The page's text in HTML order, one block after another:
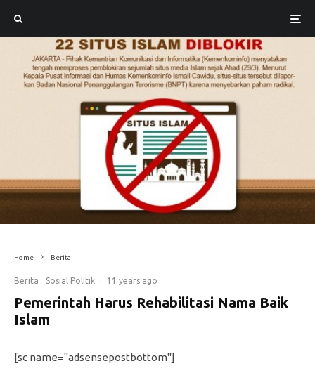
Home Berita
Berita Sosial Politik · 11 years ago
Pemerintah Harus Rehabilitasi Nama Baik
Islam
[sc name="adsensepostbottom"]